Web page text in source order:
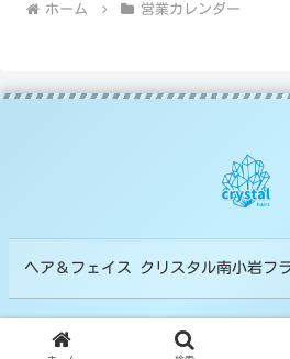
ホーム 営業カレンダー
ヘア＆フェイス クリスタル南小岩フ
©Crystal